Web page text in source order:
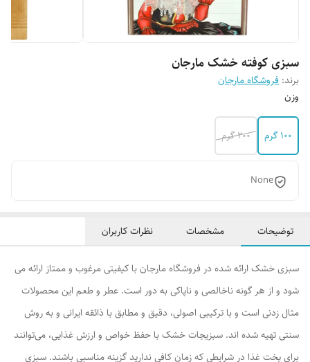
سبزی کوفته خشک مارجان
برند: فروشگاه مارجان
وزن
100 گرم 200 گرم
None
توضیحات مشخصات نظرات کاربران
سبزی خشک ارائه شده در فروشگاه مارجان با کیفیتی مرغوب و ممتاز ارائه می
شود و از هر گونه ناخالصی و ناپاکی به دور است. عطر و طعم این محصولات
مثال زدنی است و با ترکیبی اصولی، دقیق و مطابق با ذائقه ایرانی و به روش
سنتی تهیه شده اند. سبزیجات خشک با حفظ خواص و ارزش غذایی، می‌توانند
برای پخت غذا در شرایطی که زمان کافی ندارید گزینه مناسبی باشند. سبزی